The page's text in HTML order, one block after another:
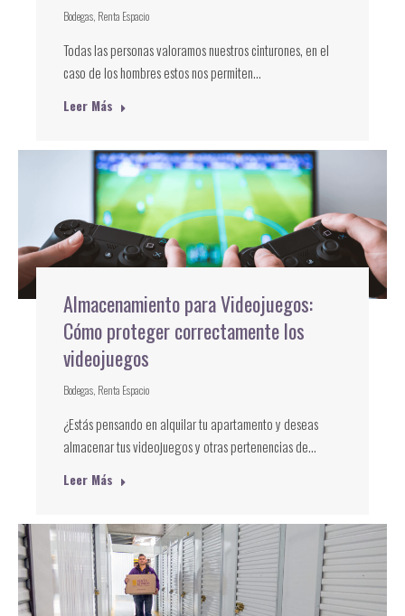
Bodegas, Renta Espacio
Todas las personas valoramos nuestros cinturones, en el
caso de los hombres estos nos permiten…
Leer Más
Almacenamiento para Videojuegos:
Cómo proteger correctamente los
videojuegos
Bodegas Renta Espacio
¿Estás pensando en alquilar tu apartamento y deseas
almacenar tus videojuegos y otras pertenencias de…
Leer Más